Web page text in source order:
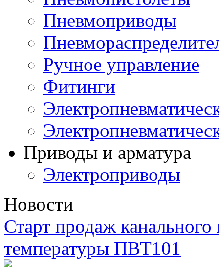
Пневмоприводы
Ручное управление
Фитинги
Приводы и арматура
Электроприводы
Новости
Старт продаж канального
температуры ПВТ101